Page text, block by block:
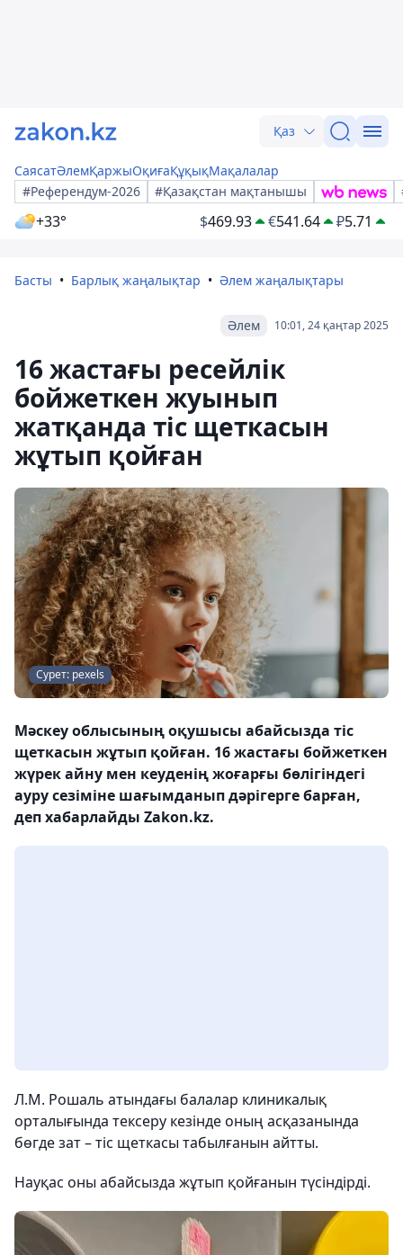
Қаз
СаясатӘлемҚаржыОқиғаҚұқықМақалалар
#Референдум-2026
#Қазақстан мақтанышы
+33° $469.93 €541.64 ₽5.71
Басты Барлық жаңалықтар Әлем жаңалықтары
10:01, 24 қаңтар 2025
Әлем
16 жастағы ресейлік
бойжеткен жуынып
жатқанда тіс щеткасын
жұтып қойған
Сурет: pexels
Мәскеу облысының оқушысы абайсызда тіс
щеткасын жұтып қойған. 16 жастағы бойжеткен
жүрек айну мен кеуденің жоғарғы бөлігіндегі
ауру сезіміне шағымданып дәрігерге барған,
деп хабарлайды Zakon.kz.
Л.М. Рошаль атындағы балалар клиникалық
орталығында тексеру кезінде оның асқазанында
бөгде зат – тіс щеткасы табылғанын айтты.
Науқас оны абайсызда жұтып қойғанын түсіндірді.